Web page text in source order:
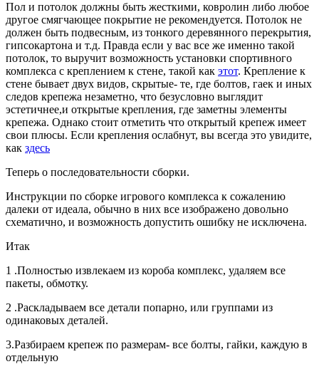
Пол и потолок должны быть жесткими, ковролин либо любое
другое смягчающее покрытие не рекомендуется. Потолок не
должен быть подвесным, из тонкого деревянного перекрытия,
гипсокартона и т.д. Правда если у вас все же именно такой
потолок, то выручит возможность установки спортивного
комплекса с креплением к стене, такой как этот. Крепление к
стене бывает двух видов, скрытые- те, где болтов, гаек и иных
следов крепежа незаметно, что безусловно выглядит
эстетичнее,и открытые крепления, где заметны элементы
крепежа. Однако стоит отметить что открытый крепеж имеет
свои плюсы. Если крепления ослабнут, вы всегда это увидите,
как здесь
Теперь о последовательности сборки.
Инструкции по сборке игрового комплекса к сожалению
далеки от идеала, обычно в них все изображено довольно
схематично, и возможность допустить ошибку не исключена.
Итак
1 .Полностью извлекаем из короба комплекс, удаляем все
пакеты, обмотку.
2 .Раскладываем все детали попарно, или группами из
одинаковых деталей.
3.Разбираем крепеж по размерам- все болты, гайки, каждую в
отдельную